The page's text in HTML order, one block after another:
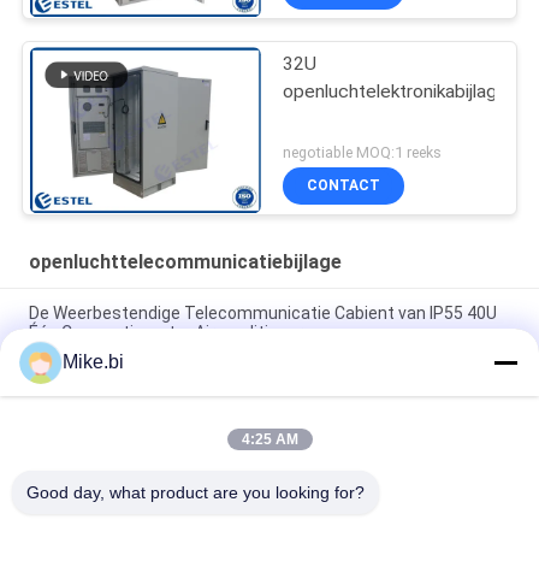
32U
openluchtelektronikabijlage
negotiable MOQ:1 reeks
CONTACT
openluchttelecommunicatiebijlage
De Weerbestendige Telecommunicatie Cabient van IP55 40U
Één CompartimentenAirconditioner
1000mm 16U Openlucht Weerbestendige de Elektronikadoos
van de Telecommunicatiebijlage
Het Weerbestendige Openlucht Elektrokabinet 1500W AC220V
Mike.bi
4:25 AM
Good day, what product are you looking for?